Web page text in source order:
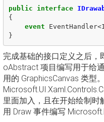
public interface
{
event
EventHandler<
}
完成基础的接口定义之后，
oAbstract 项目编写用于给
用的 GraphicsCanvas 类型
里面加入，且在开始绘制时
用 Draw 事件编写